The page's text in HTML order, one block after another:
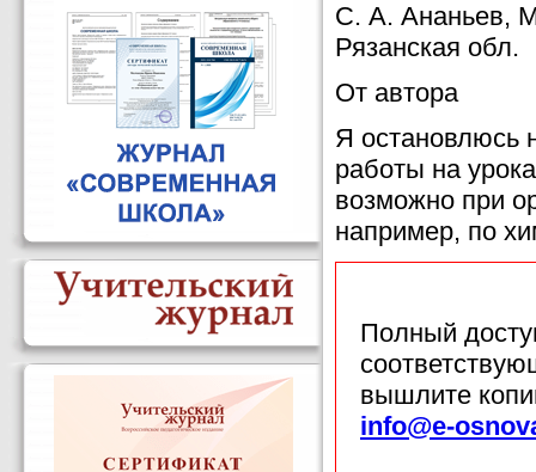
С. А. Ананьев,
Рязанская обл.
От автора
Я остановлюсь
работы на
возможно при
например, по
Полный
вышлите
info@e-